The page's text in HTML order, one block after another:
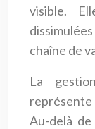
visible.
chaîne de
La
Au-delà